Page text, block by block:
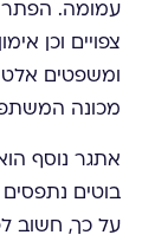
עמומה.
צפויים וכן
ומשפטים
מכונה
אתגר נוסף
בוטים
על כך, חשוב